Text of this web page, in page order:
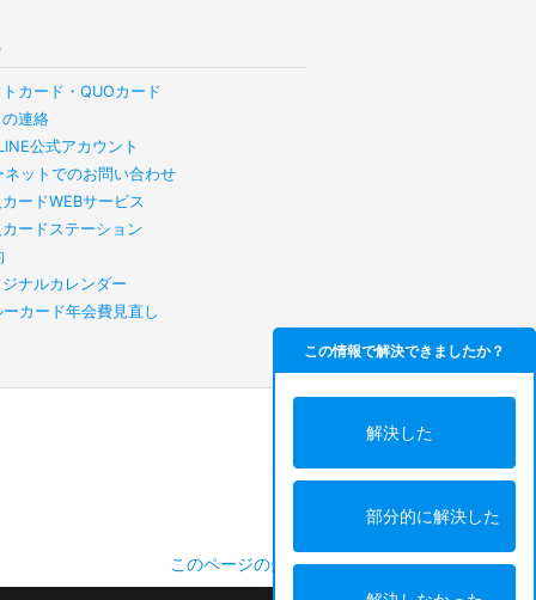
カード・QUOカード
連絡
公式アカウント
ネットでのお問い合わせ
ードWEBサービス
ードステーション
ナルカレンダー
カード年会費見直し
この情報で解決できましたか？
解決した
部分的に解決した
このページの先頭へ